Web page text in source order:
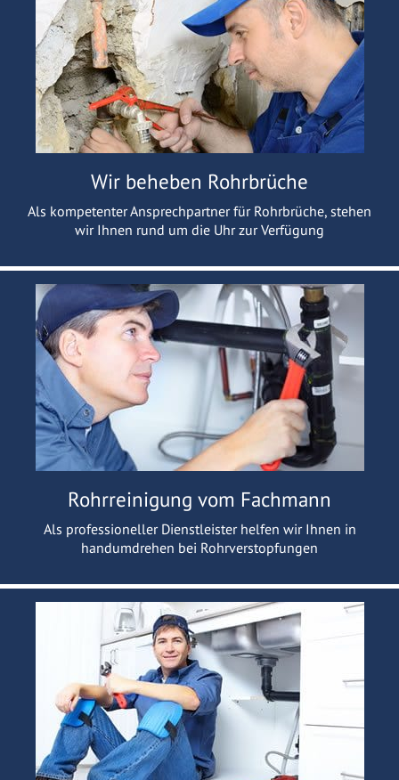
Wir beheben Rohrbrüche
Als kompetenter Ansprechpartner für Rohrbrüche, stehen
wir Ihnen rund um die Uhr zur Verfügung
Rohrreinigung vom Fachmann
Als professioneller Dienstleister helfen wir Ihnen in
handumdrehen bei Rohrverstopfungen